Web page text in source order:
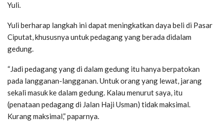
Yuli.
Yuli berharap langkah ini dapat meningkatkan daya beli di Pasar
Ciputat, khususnya untuk pedagang yang berada didalam
gedung.
“Jadi pedagang yang di dalam gedung itu hanya berpatokan
pada langganan-langganan. Untuk orang yang lewat, jarang
sekali masuk ke dalam gedung. Kalau menurut saya, itu
(penataan pedagang di Jalan Haji Usman) tidak maksimal.
Kurang maksimal,” paparnya.